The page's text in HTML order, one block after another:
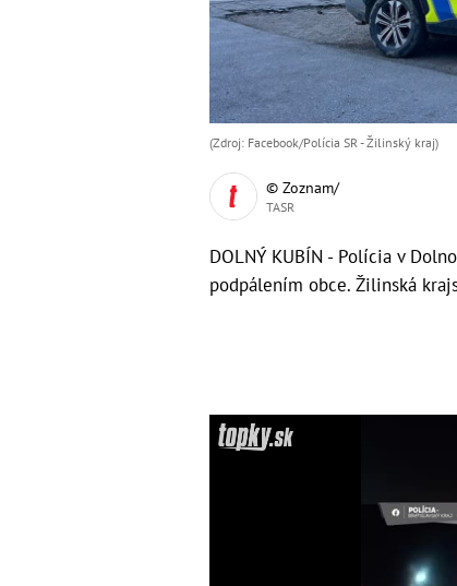
(Zdroj: Facebook/Polícia SR - Žilinský kraj)
© Zoznam/
TASR
DOLNÝ KUBÍN - Polícia v
podpálením obce. Žilinská